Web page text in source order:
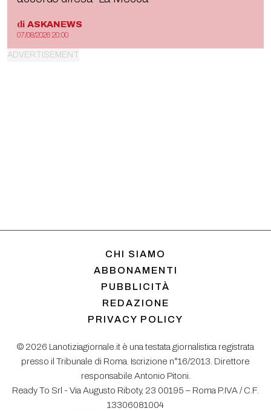
di ASKANEWS
07/08/2026 20:00
CHI SIAMO
ABBONAMENTI
PUBBLICITÀ
REDAZIONE
PRIVACY POLICY
© 2026 Lanotiziagiornale.it è una testata giornalistica registrata
presso il Tribunale di Roma. Iscrizione n°16/2013. Direttore
responsabile Antonio Pitoni.
Ready To Srl - Via Augusto Riboty, 23 00195 – Roma P.IVA / C.F.
13306081004